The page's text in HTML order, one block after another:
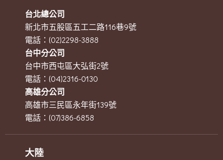
台北總公司
新北市五股區五工二路116巷9號
電話：(02)2298-3888
台中分公司
台中市西屯區大弘街2號
電話：(04)2316-0130
高雄分公司
高雄市三民區永年街139號
電話：(07)386-6858
大陸